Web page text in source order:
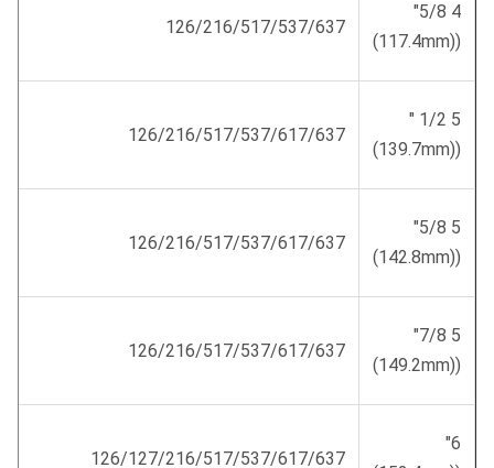
4 5/8"
((117.4mm)
126/216/517/537/637
5 1/2 "
((139.7mm)
126/216/517/537/617/637
5 5/8"
((142.8mm)
126/216/517/537/617/637
5 7/8"
((149.2mm)
126/216/517/537/617/637
6"
126/127/216/517/537/617/637